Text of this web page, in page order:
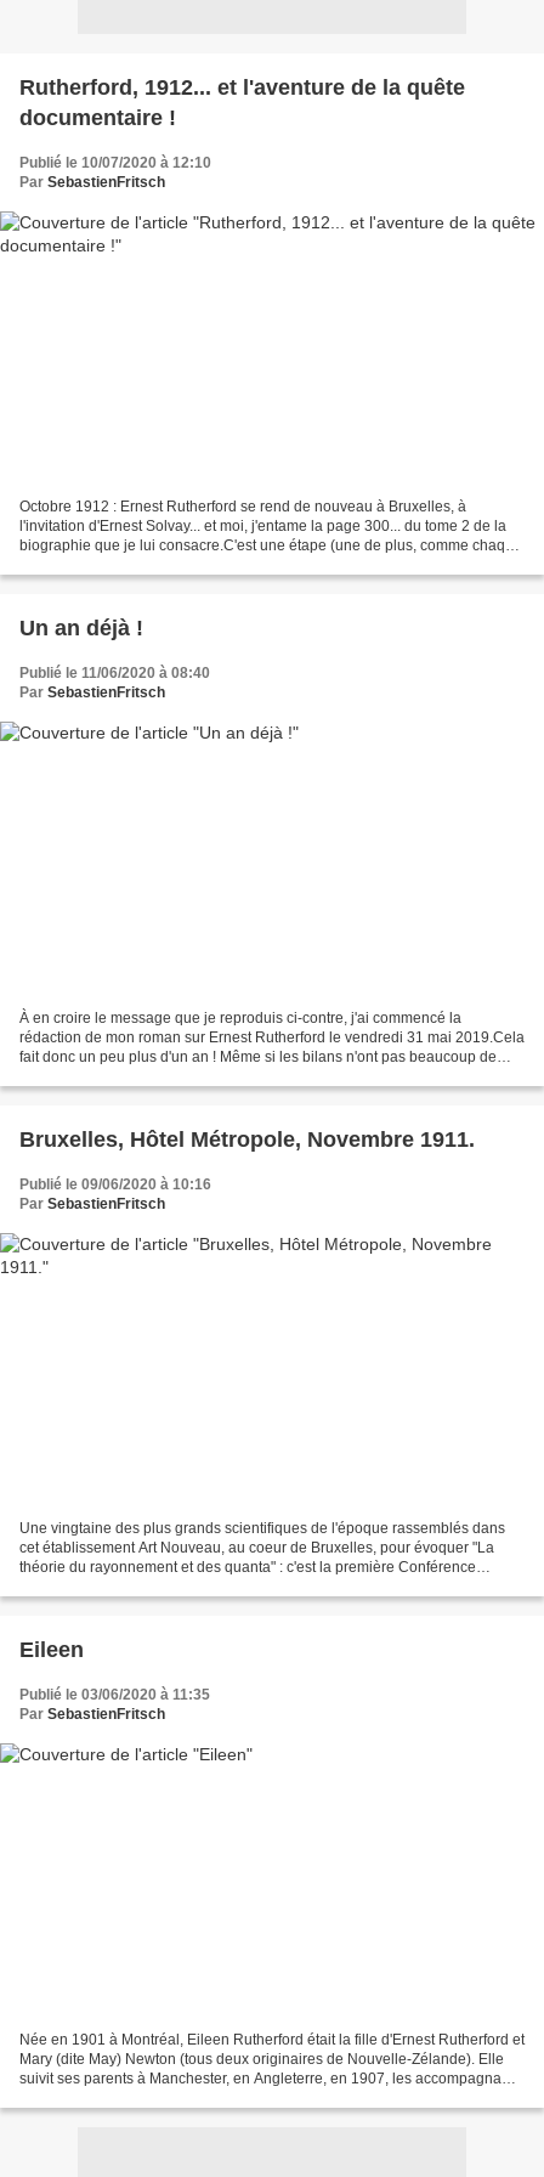
Rutherford, 1912... et l'aventure de la quête
documentaire !
Publié le 10/07/2020 à 12:10
Par SebastienFritsch
Octobre 1912 : Ernest Rutherford se rend de nouveau à Bruxelles, à
l'invitation d'Ernest Solvay... et moi, j'entame la page 300... du tome 2 de la
biographie que je lui consacre.C'est une étape (une de plus, comme chaque
Un an déjà !
Publié le 11/06/2020 à 08:40
Par SebastienFritsch
À en croire le message que je reproduis ci-contre, j'ai commencé la
rédaction de mon roman sur Ernest Rutherford le vendredi 31 mai 2019.Cela
fait donc un peu plus d'un an ! Même si les bilans n'ont pas beaucoup de
Bruxelles, Hôtel Métropole, Novembre 1911.
Publié le 09/06/2020 à 10:16
Par SebastienFritsch
Une vingtaine des plus grands scientifiques de l'époque rassemblés dans
cet établissement Art Nouveau, au coeur de Bruxelles, pour évoquer "La
théorie du rayonnement et des quanta" : c'est la première Conférence
Eileen
Publié le 03/06/2020 à 11:35
Par SebastienFritsch
Née en 1901 à Montréal, Eileen Rutherford était la fille d'Ernest Rutherford et
Mary (dite May) Newton (tous deux originaires de Nouvelle-Zélande). Elle
suivit ses parents à Manchester, en Angleterre, en 1907, les accompagna